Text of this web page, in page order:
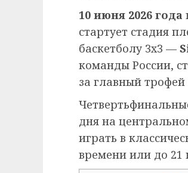
10 июня 2026 года
стартует стадия
баскетболу 3х3 —
команды России,
за главный
дня на
играть в
времени или до 21